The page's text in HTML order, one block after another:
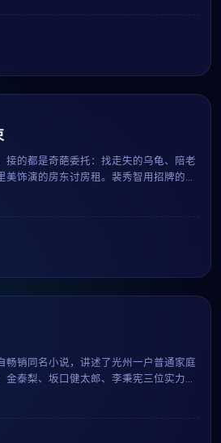
。
接的都是奇葩委托：找走失的乌龟、陪老
饰演的房东讨房租。裴秀智用招牌的呆
过出了笑中带泪的味道。是枝裕和的喜剧
一遍。
畅销同名小说，讲述了光州一户普通家庭
泰梨、坂口健太郎、李秉宪三位实力派
是松隆志用平实的镜头记录时代变迁中的